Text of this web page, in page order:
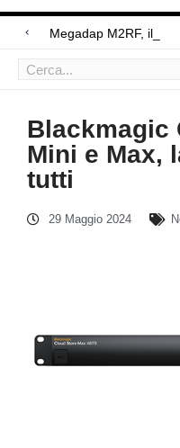
Megadap M2RF, il
Arri Rental, evoluzioni
Blackmagic
Mini e Max,
tutti
29 Maggio 2024